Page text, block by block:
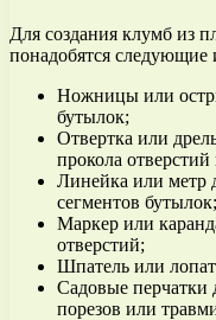
Для создания клумб из
понадобятся следующие
Ножницы или
бутылок;
Отвертка или
прокола отверстий
Линейка или метр
сегментов бутылок;
Маркер или
отверстий;
Шпатель или
Садовые
порезов или